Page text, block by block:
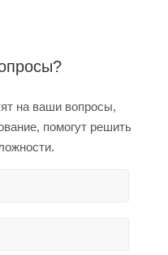
на ваши вопросы,
помогут решить